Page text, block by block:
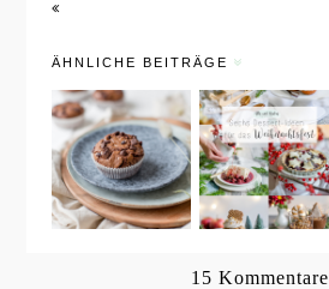
ÄHNLICHE BEITRÄGE
Saftige
Schoko-
Muffins
mit
Zartbittersc
Sechs
köstliche
Dessert-
Ideen zum
Weihnachts
15 Kommentare